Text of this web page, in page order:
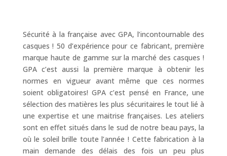
Sécurité à la française avec GPA, l’incontournable des
casques ! 50 d’expérience pour ce fabricant, première
marque haute de gamme sur la marché des casques !
GPA c’est aussi la première marque à obtenir les
normes en vigueur avant même que ces normes
soient obligatoires! GPA c’est pensé en France, une
sélection des matières les plus sécuritaires le tout lié à
une expertise et une maitrise françaises. Les ateliers
sont en effet situés dans le sud de notre beau pays, la
où le soleil brille toute l’année ! Cette fabrication à la
main demande des délais des fois un peu plus